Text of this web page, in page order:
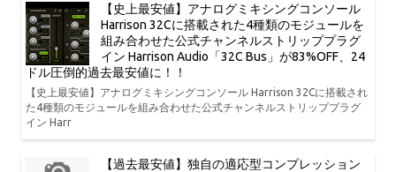
【史上最安値】アナログミキシングコンソール
Harrison 32Cに搭載された4種類のモジュールを
組み合わせた公式チャンネルストリッププラグ
イン Harrison Audio「32C Bus」が83%OFF、24
ドル圧倒的過去最安値に！！
【史上最安値】アナログミキシングコンソール Harrison 32Cに搭載され
た4種類のモジュールを組み合わせた公式チャンネルストリッププラグ
イン Harr
【過去最安値】独自の適応型コンプレッション